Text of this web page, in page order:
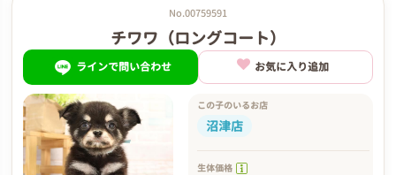
No.00759591
チワワ（ロングコート）
ラインで問い合わせ お気に入り追加
この子のいるお店
沼津店
生体価格